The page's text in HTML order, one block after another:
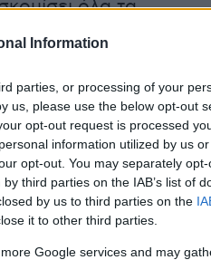
Information
parties, or processing of your
us, please use the below opt-out
opt-out request is processed
information utilized by us
opt-out. You may separately
third parties on the IAB’s list of
by us to third parties on the
it to other third parties.
Google services and may
όλα τα
βεβαιότητα ότι θα
στη Βουλή
καταγεγραμμένες
δήλωση: